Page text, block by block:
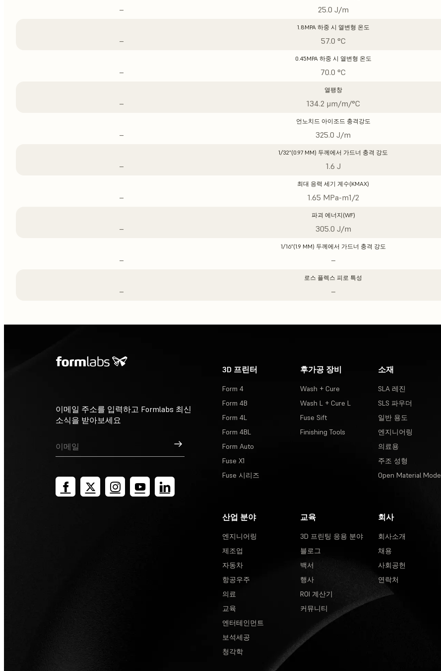
– 25.0 J/m
1.8MPA 하중 시 열변형 온도
– 57.0 °C
0.45MPA 하중 시 열변형 온도
– 70.0 °C
열팽창
– 134.2 μm/m/°C
언노치드 아이조드 충격강도
– 325.0 J/m
1/32”(0.97 MM) 두께에서 가드너 충격 강도
– 1.6 J
최대 응력 세기 계수(KMAX)
– 1.65 MPa-m1/2
파괴 에너지(WF)
– 305.0 J/m
1/16”(1.9 MM) 두께에서 가드너 충격 강도
– –
로스 플렉스 피로 특성
– –
이메일 주소를 입력하고 Formlabs 최신
소식을 받아보세요
가입
3D 프린터
Form 4
Form 4B
Form 4L
Form 4BL
Form Auto
Fuse X1
Fuse 시리즈
후가공 장비
Wash + Cure
Wash L + Cure L
Fuse Sift
Finishing Tools
소재
SLA 레진
SLS 파우더
일반 용도
엔지니어링
의료용
주조 성형
Open Material Mode
산업 분야
엔지니어링
제조업
자동차
항공우주
의료
교육
엔터테인먼트
보석세공
청각학
교육
3D 프린팅 응용 분야
블로그
백서
행사
ROI 계산기
커뮤니티
회사
회사소개
채용
사회공헌
연락처